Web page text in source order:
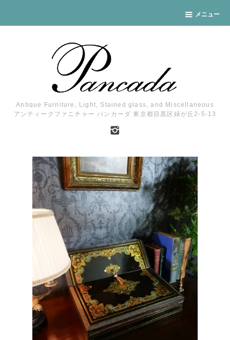
メニュー
Antique Furniture, Light, Stained glass, and Miscellaneous
アンティークファニチャー パンカーダ 東京都目黒区緑が丘2-5-13